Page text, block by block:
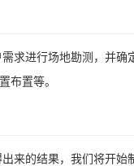
求进行场地勘测，并
布置等。
来的结果，我们将开